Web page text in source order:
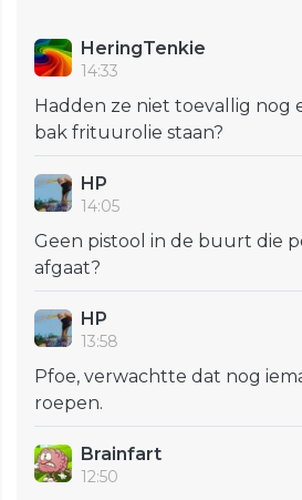
HeringTenkie
14:33
Hadden ze niet toevallig nog
bak frituurolie staan?
HP
14:05
Geen pistool in de buurt die
afgaat?
HP
13:58
Pfoe, verwachtte dat nog
roepen.
Brainfart
12:50